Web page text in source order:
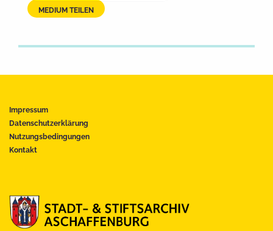
MEDIUM TEILEN
Impressum
Datenschutzerklärung
Nutzungsbedingungen
Kontakt